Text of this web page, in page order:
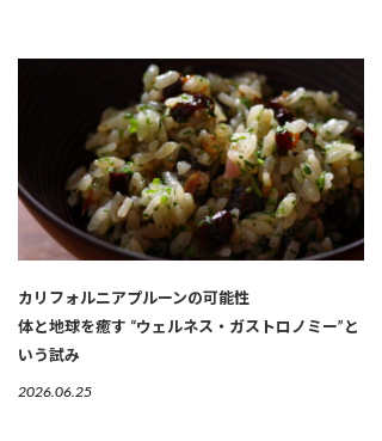
カリフォルニアプルーンの可能性
体と地球を癒す “ウェルネス・ガストロノミー”と
いう試み
2026.06.25